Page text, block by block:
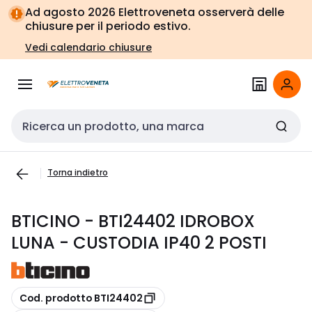
Vai alla
navigazione
Vai
alla
pagina
Ad agosto 2026 Elettroveneta osserverà delle
chiusure per il periodo estivo.
Vedi calendario chiusure
Cerca input
Torna indietro
BTICINO - BTI24402 IDROBOX
LUNA - CUSTODIA IP40 2 POSTI
copia
Cod. prodotto BTI24402